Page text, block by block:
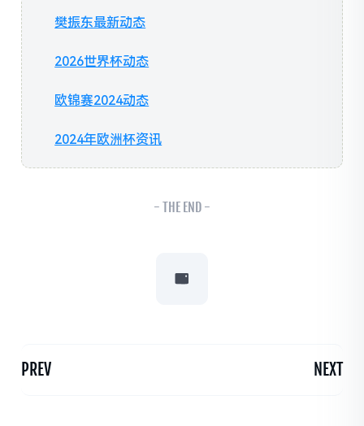
樊振东最新动态
2026世界杯动态
欧锦赛2024动态
2024年欧洲杯资讯
- THE END -
PREV NEXT